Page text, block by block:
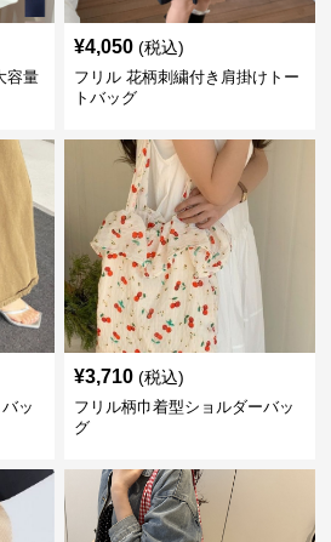
容量
¥4,050 (税込)
フリル 花柄刺繍付き肩掛けトー
トバッグ
ッ
¥3,710 (税込)
フリル柄巾着型ショルダーバッ
グ